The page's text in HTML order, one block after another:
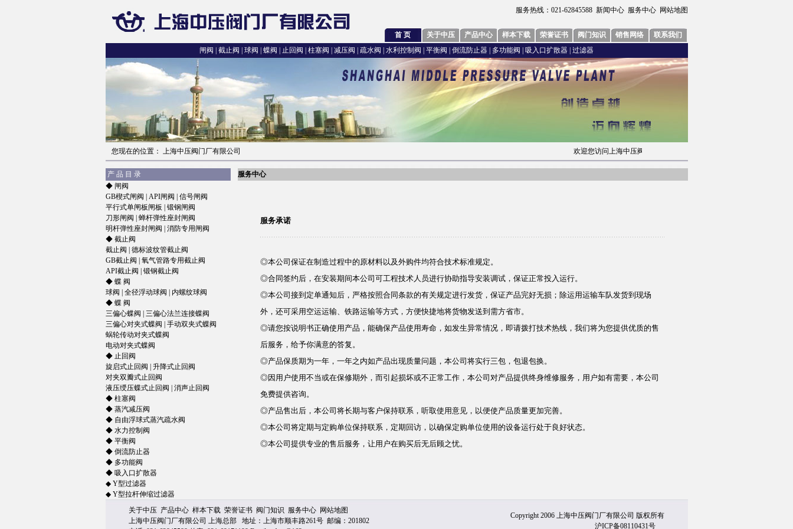
服务热线：021-62845588 新闻中心 服务中心 网站地图
首 页 关于中压 产品中心 样本下载 荣誉证书 阀门知识 销售网络
联系我们
闸阀
截止阀 球阀 蝶阀 止回阀 柱塞阀 减压阀 疏水阀 水利控制阀 平衡阀 倒流防止器 多功能阀 吸入口扩散器 过滤器
您现在的位置： 上海中压阀门厂有限公司 欢迎您访问上海中压阀门厂有限公司网站，我们将竭力为您提供优质服
产 品 目 录
◆ 闸阀
GB楔式闸阀
API闸阀
信号闸阀
平行式单闸板闸板
锻钢闸阀
刀形闸阀
蝉杆弹性座封闸阀
明杆弹性座封闸阀
消防专用闸阀
◆ 截止阀
截止阀
德标波纹管截止阀
GB截止阀
氧气管路专用截止阀
API截止阀
锻钢截止阀
◆ 蝶 阀
球阀
全径浮动球阀
内螺纹球阀
◆ 蝶 阀
三偏心蝶阀
三偏心法兰连接蝶阀
三偏心对夹式蝶阀
手动双夹式蝶阀
蜗轮传动对夹式蝶阀
电动对夹式蝶阀
◆ 止回阀
旋启式止回阀
升降式止回阀
对夹双瓣式止回阀
液压绶压蝶式止回阀
消声止回阀
◆ 柱塞阀
◆ 蒸汽减压阀
◆ 自由浮球式蒸汽疏水阀
◆ 水力控制 阀
◆ 平衡阀
◆ 倒流防止器
◆ 多功能阀
◆ 吸入口扩散器
◆ Y型过滤器
◆ Y型拉杆伸缩过滤器
服务中心
服务承诺
◎本公司保证在制造过程中的原材料以及外购件均符合技术标准规定。
◎合同签约后，在安装期间本公司可工程技术人员进行协助指导安装调试，保证正常投入运行。
◎本公司接到定单通知后，严格按照合同条款的有关规定进行发货，保证产品完好无损；除运用运输车队发货到现场
外，还可采用空运运输、铁路运输等方式，方便快捷地将货物发送到需方省市。
◎请您按说明书正确使用产品，能确保产品使用寿命，如发生异常情况，即请拨打技术热线，我们将为您提供优质的售
后服务，给予你满意的答复。
◎产品保质期为一年，一年之内如产品出现质量问题，本公司将实行三包，包退包换。
◎因用户使用不当或在保修期外，而引起损坏或不正常工作，本公司对产品提供终身维修服务，用户如有需要，本公司
免费提供咨询。
◎产品售出后，本公司将长期与客户保持联系，听取使用意见，以便使产品质量更加完善。
◎本公司将定期与定购单位保持联系，定期回访，以确保定购单位使用的设备运行处于良好状态。
◎本公司提供专业的售后服务，让用户在购买后无后顾之忧。
关于中压 产品中心 样本下载 荣誉证书 阀门知识 服务中心 网站地图
上海中压阀门厂有限公司 上海总部 地址：上海市顺丰路261号 邮编：201802
Copyright 2006 上海中压阀门厂有限公司 版权所有
沪ICP备08110431号